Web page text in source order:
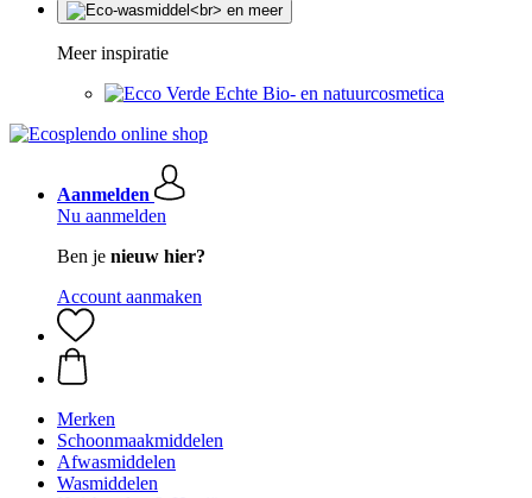
Meer inspiratie
Echte Bio- en natuurcosmetica
Aanmelden
Nu aanmelden
Ben je nieuw hier?
Account aanmaken
Merken
Schoonmaakmiddelen
Afwasmiddelen
Wasmiddelen